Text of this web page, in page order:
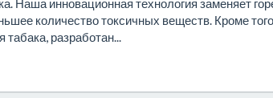
Наша инновационная технология заменяет
количество токсичных веществ. Кроме
табака, разработан...